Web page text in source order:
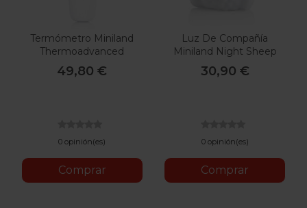
Termómetro Miniland
Thermoadvanced
Pharma
49,80 €
0 opinión(es)
Comprar
Luz De Compañía
Miniland Night Sheep
30,90 €
0 opinión(es)
Comprar